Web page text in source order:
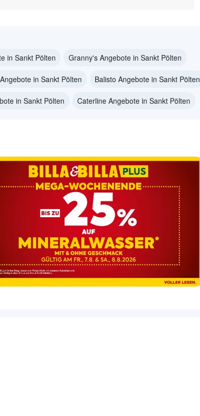
in Sankt Pölten Granny's Angebote in Sankt Pölten
in Sankt Pölten Balisto Angebote in Sankt Pölten
in Sankt Pölten Caterline Angebote in Sankt Pölten